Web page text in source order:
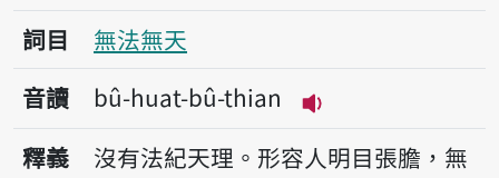
詞目
無法無天
音讀
bû-huat-bû-thian
播放音讀bû-
釋義
沒有法紀天理。形容人明目張膽，無